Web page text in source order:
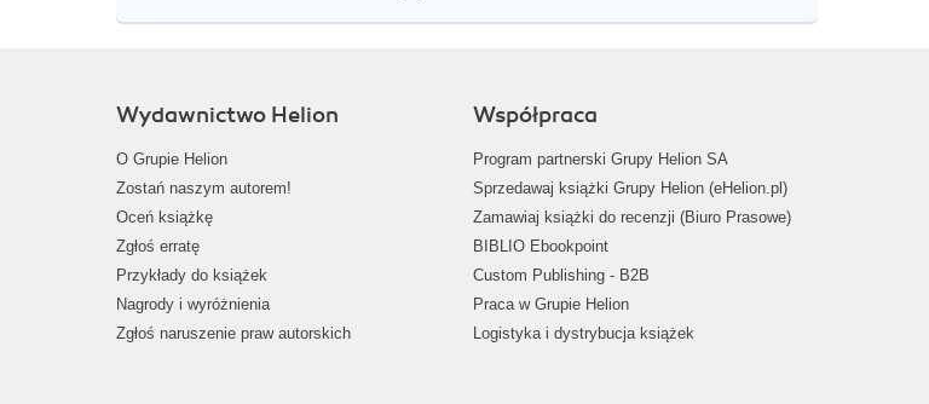
Wydawnictwo Helion
O Grupie Helion
Zostań naszym autorem!
Oceń książkę
Zgłoś erratę
Przykłady do książek
Nagrody i wyróżnienia
Zgłoś naruszenie praw autorskich
Współpraca
Program partnerski Grupy Helion SA
Sprzedawaj książki Grupy Helion (eHelion.pl)
Zamawiaj książki do recenzji (Biuro Prasowe)
BIBLIO Ebookpoint
Custom Publishing - B2B
Praca w Grupie Helion
Logistyka i dystrybucja książek